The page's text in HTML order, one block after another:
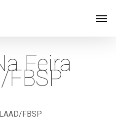
Feira
FBSP
FBSP